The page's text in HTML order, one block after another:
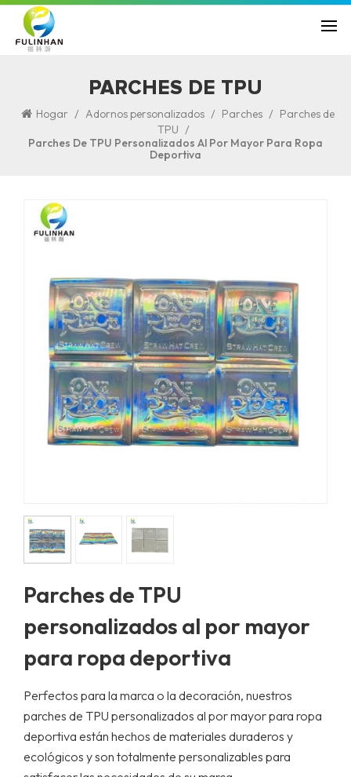
PARCHES DE TPU
Hogar / Adornos personalizados / Parches / Parches de
TPU /
Parches De TPU Personalizados Al Por Mayor Para Ropa
Deportiva
Parches de TPU
personalizados al por mayor
para ropa deportiva
Perfectos para la marca o la decoración, nuestros
parches de TPU personalizados al por mayor para ropa
deportiva están hechos de materiales duraderos y
ecológicos y son totalmente personalizables para